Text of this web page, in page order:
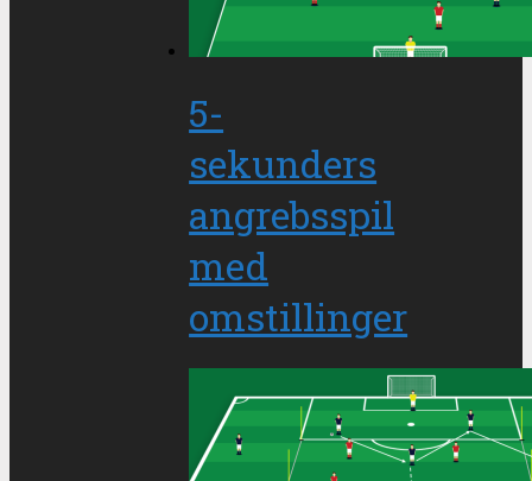
5-
sekunders
angrebsspil
med
omstillinger